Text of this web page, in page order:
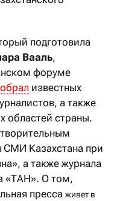
подготовила
Вааль,
форуме
известных
а также
областей страны.
Казахстана при
а также журнала
«ТАН». О том,
пресса живет в